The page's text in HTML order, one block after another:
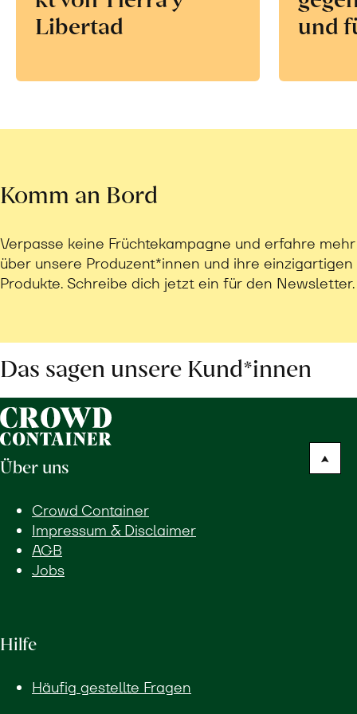
Libertad
und
Komm an Bord
Verpasse keine Früchtekampagne und erfahre mehr
über unsere Produzent*innen und ihre einzigartigen
Produkte. Schreibe dich jetzt ein für den Newsletter.
Das sagen unsere Kund*innen
Über uns
Crowd Container
Impressum & Disclaimer
AGB
Jobs
Hilfe
Häufig gestellte Fragen